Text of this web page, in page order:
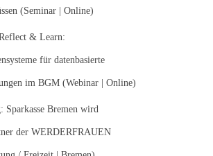
(Seminar | Online)
& Learn:
für datenbasierte
im BGM (Webinar | Online)
Sparkasse Bremen wird
der WERDERFRAUEN